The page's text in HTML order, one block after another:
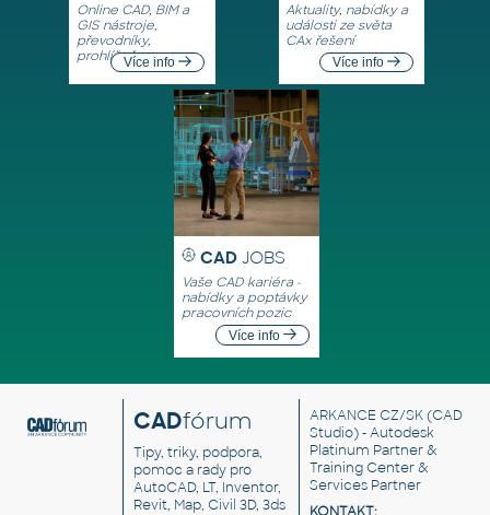
Online CAD, BIM a
GIS nástroje,
převodníky,
prohlížečeVíce info
Aktuality, nabídky a
události ze světa
CAx řešení
Více info
CAD JOBS
Vaše CAD kariéra -
nabídky a poptávky
pracovních pozic
Více info
CADfórum
Tipy, triky, podpora,
pomoc a rady pro
AutoCAD, LT, Inventor,
Revit, Map, Civil 3D, 3ds
ARKANCE CZ/SK(CAD
Studio) - Autodesk
Platinum Partner &
Training Center &
Services Partner